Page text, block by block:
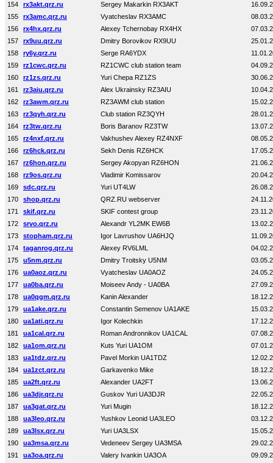
154
rx3akt.qrz.ru Sergey Makarkin RX3AKT
155
rx3amc.qrz.ru Vyatcheslav RX3AMC
156
rx4hx.qrz.ru Alexey Tchernobay RX4HX
157
rx9uu.qrz.ru Dmitry Borovikov RX9UU
158
ry6y.qrz.ru Serge RA6YDX
159
rz1cwc.qrz.ru RZ1CWC club station team
160
rz1zs.qrz.ru Yuri Chepa RZ1ZS
161
rz3aiu.qrz.ru Alex Ukrainsky RZ3AIU
162
rz3awm.qrz.ru RZ3AWM club station
163
rz3qyh.qrz.ru Club station RZ3QYH
164
rz3tw.qrz.ru Boris Baranov RZ3TW
165
rz4nxf.qrz.ru Vakhushev Alexey RZ4NXF
166
rz6hck.qrz.ru Sekh Denis RZ6HCK
167
rz6hon.qrz.ru Sergey Akopyan RZ6HON
168
rz9os.qrz.ru Vladimir Komissarov
169
sdc.qrz.ru Yuri UT4LW
170
shop.qrz.ru QRZ.RU webserver
171
skif.qrz.ru SKIF contest group
172
srvo.qrz.ru Alexandr YL2MK EW6B
173
stopham.qrz.ru Igor Lavrushov UA6HJQ
174
taganrog.qrz.ru Alexey RV6LML
175
u5nm.qrz.ru Dmitry Troitsky U5NM
176
ua0aoz.qrz.ru Vyatcheslav UA0AOZ
177
ua0ba.qrz.ru Moiseev Andy - UA0BA
178
ua0qgm.qrz.ru Kanin Alexander
179
ua1ake.qrz.ru Constantin Semenov UA1AKE
180
ua1ati.qrz.ru Igor Kolechkin
181
ua1cal.qrz.ru Roman Andronnikov UA1CAL
182
ua1om.qrz.ru Kuts Yuri UA1OM
183
ua1tdz.qrz.ru Pavel Morkin UA1TDZ
184
ua1zct.qrz.ru Garkavenko Mike
185
ua2ft.qrz.ru Alexander UA2FT
186
ua3djr.qrz.ru Guskov Yuri UA3DJR
187
ua3gat.qrz.ru Yuri Mugin
188
ua3leo.qrz.ru Yushkov Leonid UA3LEO
189
ua3lsx.qrz.ru Yuri UA3LSX
190
ua3msa.qrz.ru Vedeneev Sergey UA3MSA
191
ua3oa.qrz.ru Valery Ivankin UA3OA